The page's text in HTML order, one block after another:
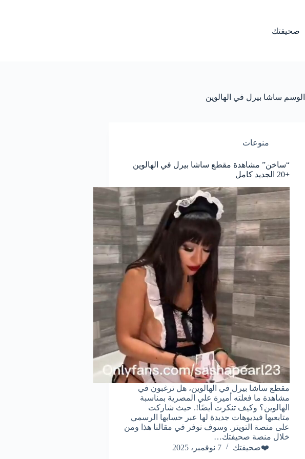
صحيفتك
الوسم ساشا بيرل في الهالوين
منوعات
“ساخن” مشاهدة مقطع ساشا بيرل في الهالوين
+20 الجديد كامل
مقطع ساشا بيرل في الهالوين، هل ترغبون في
مشاهدة ما فعلته أميرة علي المصرية بمناسبة
الهالوين؟ وكيف تنكرت أيضًا!. حيث شاركت
متابعيها فيديوهات جديدة لها عبر حسابها الرسمي
على منصة التويتر. وسوف نوفر في مقالنا هذا ومن
خلال منصة صحيفتك…
❤️صحيفتك
7 نوفمبر، 2025